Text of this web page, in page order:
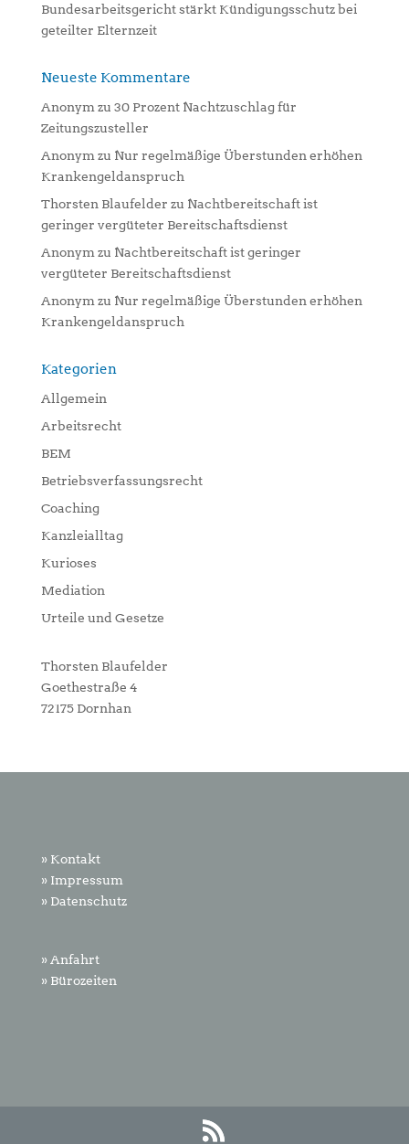
Bundesarbeitsgericht stärkt Kündigungsschutz bei
geteilter Elternzeit
Neueste Kommentare
Anonym zu 30 Prozent Nachtzuschlag für
Zeitungszusteller
Anonym zu Nur regelmäßige Überstunden erhöhen
Krankengeldanspruch
Thorsten Blaufelder zu Nachtbereitschaft ist
geringer vergüteter Bereitschaftsdienst
Anonym zu Nachtbereitschaft ist geringer
vergüteter Bereitschaftsdienst
Anonym zu Nur regelmäßige Überstunden erhöhen
Krankengeldanspruch
Kategorien
Allgemein
Arbeitsrecht
BEM
Betriebsverfassungsrecht
Coaching
Kanzleialltag
Kurioses
Mediation
Urteile und Gesetze
Thorsten Blaufelder
Goethestraße 4
72175 Dornhan
» Kontakt
» Impressum
» Datenschutz
» Anfahrt
» Bürozeiten